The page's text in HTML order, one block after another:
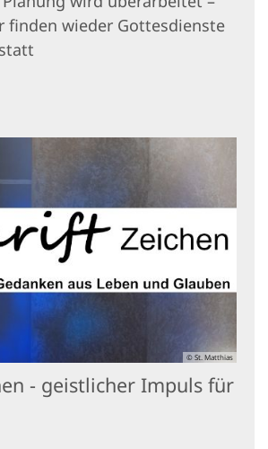
finden wieder Gottesdienste
© St. Matthias
- geistlicher Impuls für